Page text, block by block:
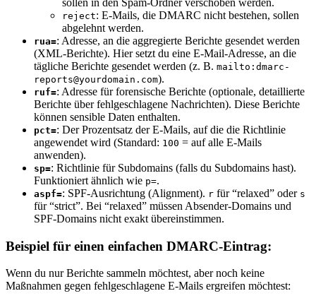
reject: E-Mails, die DMARC nicht bestehen, sollen
abgelehnt werden.
rua=: Adresse, an die aggregierte Berichte gesendet werden
(XML-Berichte). Hier setzt du eine E-Mail-Adresse, an die
tägliche Berichte gesendet werden (z. B. mailto:dmarc-
reports@yourdomain.com).
ruf=: Adresse für forensische Berichte (optionale, detaillierte
Berichte über fehlgeschlagene Nachrichten). Diese Berichte
können sensible Daten enthalten.
pct=: Der Prozentsatz der E-Mails, auf die die Richtlinie
angewendet wird (Standard: 100 = auf alle E-Mails
anwenden).
sp=: Richtlinie für Subdomains (falls du Subdomains hast).
Funktioniert ähnlich wie p=.
aspf=: SPF-Ausrichtung (Alignment). r für “relaxed” oder s
für “strict”. Bei “relaxed” müssen Absender-Domains und
SPF-Domains nicht exakt übereinstimmen.
Beispiel für einen einfachen DMARC-Eintrag:
Wenn du nur Berichte sammeln möchtest, aber noch keine
Maßnahmen gegen fehlgeschlagene E-Mails ergreifen möchtest: